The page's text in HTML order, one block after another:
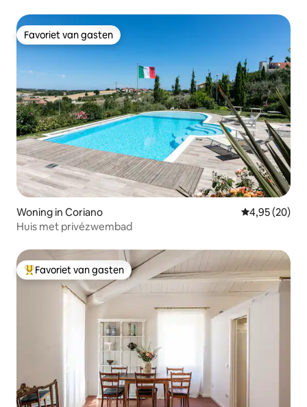
Favoriet van gasten
Favoriet van gasten
Woning in Coriano Gemiddelde
4,95 (20)
Huis met privézwembad
Topfavoriet van gasten
Favoriet van gasten